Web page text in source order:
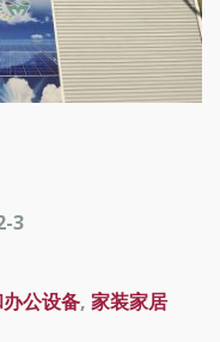
3
公设备, 家装家居